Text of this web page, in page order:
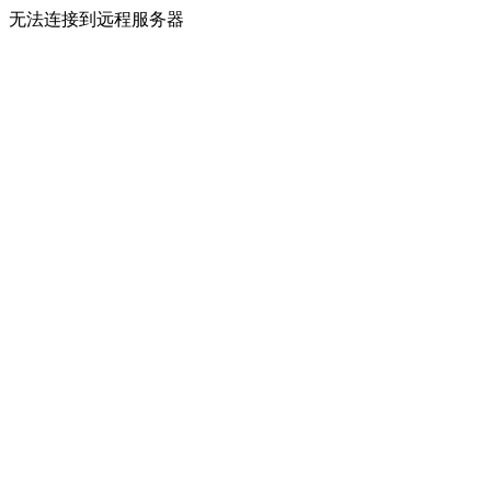
无法连接到远程服务器